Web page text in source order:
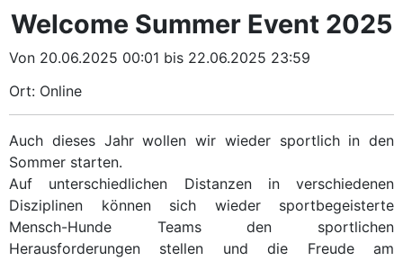
Welcome Summer Event 2025
Von 20.06.2025 00:01 bis 22.06.2025 23:59
Ort: Online
Auch dieses Jahr wollen wir wieder sportlich in den
Sommer starten.
Auf unterschiedlichen Distanzen in verschiedenen
Disziplinen können sich wieder sportbegeisterte
Mensch-Hunde Teams den sportlichen
Herausforderungen stellen und die Freude am